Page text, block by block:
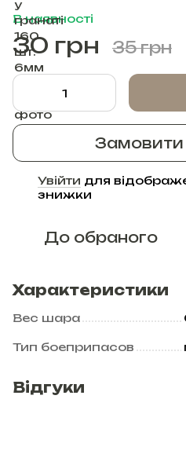
В наявності
30 грн 35 грн
Увійти для
знижки
До обраного
Характеристики
Вес шара
Тип боеприпасов
Відгуки